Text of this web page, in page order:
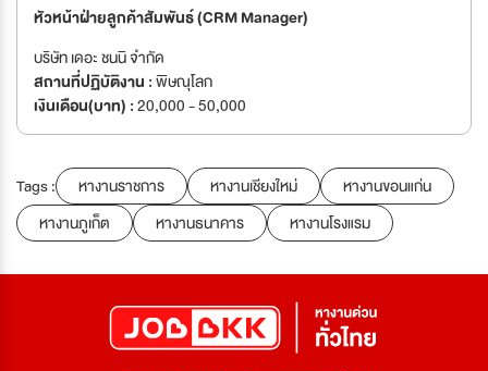
หัวหน้าฝ่ายลูกค้าสัมพันธ์ (CRM Manager)
บริษัท เดอะ ชนนิ จำกัด
สถานที่ปฏิบัติงาน :พิษณุโลก
เงินเดือน(บาท) :20,000 - 50,000
Tags : หางานราชการ หางานเชียงใหม่
หางานขอนแก่น
หางานภูเก็ต
หางานธนาคาร หางานโรงแรม